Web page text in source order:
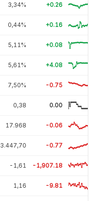
3,34% +0.26
0,44% +0.16
5,11% +0.08
5,61% +4.08
7,50% -0.75
0,38 0.00
17.968 -0.06
3.447,70 -0.77
-1,61 -1,907.18
1,16 -9.81